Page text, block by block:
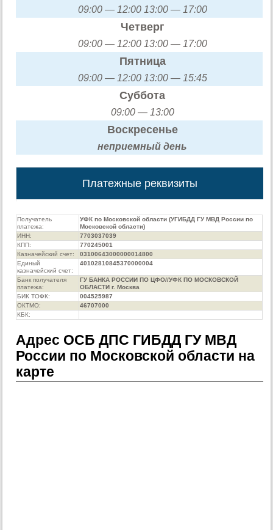
09:00 — 12:00 13:00 — 17:00
Четверг
09:00 — 12:00 13:00 — 17:00
Пятница
09:00 — 12:00 13:00 — 15:45
Суббота
09:00 — 13:00
Воскресенье
неприемный день
Платежные реквизиты
Получатель
платежа:
УФК по Московской области (УГИБДД ГУ МВД России по
Московской области)
ИНН:
7703037039
КПП:
770245001
Казначейский счет:
03100643000000014800
Единый
казначейский счет:
40102810845370000004
Банк получателя
платежа:
ГУ БАНКА РОССИИ ПО ЦФО//УФК ПО МОСКОВСКОЙ
ОБЛАСТИ г. Москва
БИК ТОФК:
004525987
ОКТМО:
46707000
КБК:
Адрес ОСБ ДПС ГИБДД ГУ МВД
России по Московской области на
карте